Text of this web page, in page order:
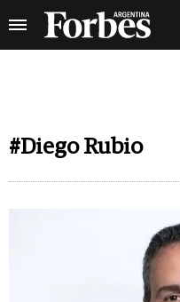
#Diego Rubio